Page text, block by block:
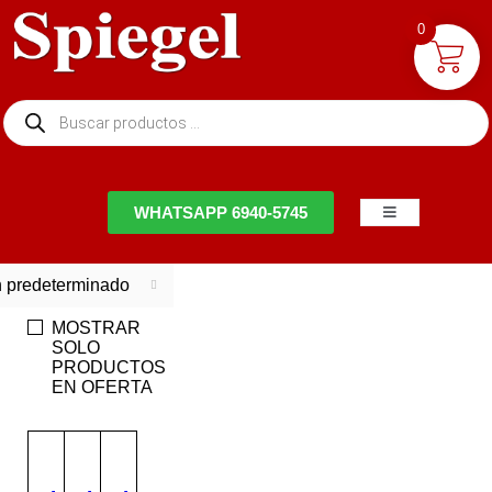
WHATSAPP 6940-5745
predeterminado
MOSTRAR
SOLO
PRODUCTOS
EN OFERTA
0